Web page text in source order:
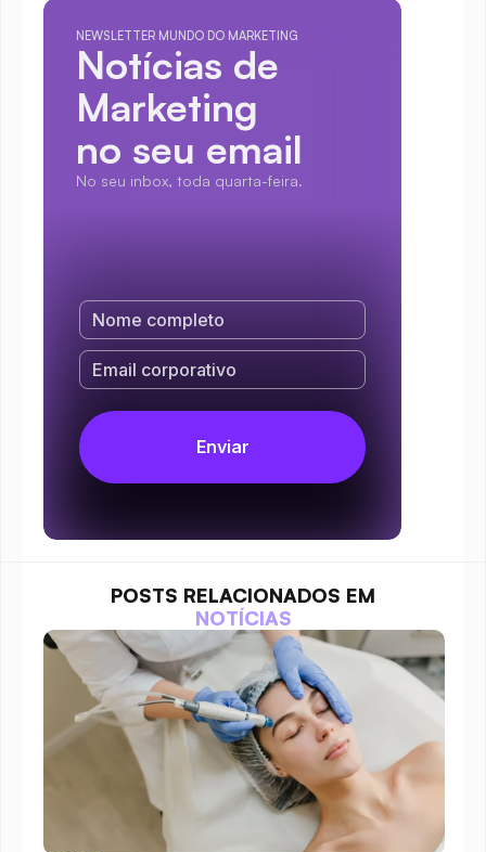
NEWSLETTER MUNDO DO MARKETING
Notícias de
Marketing
no seu email
No seu inbox, toda quarta-feira.
POSTS RELACIONADOS EM
NOTÍCIAS